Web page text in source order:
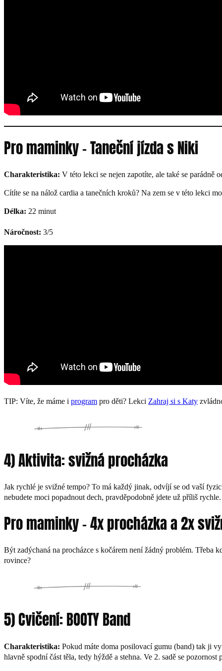
Pro maminky – Taneční jízda s Niki
Charakteristika: V této lekci se nejen zapotíte, ale také se parádně
Cítíte se na nálož cardia a tanečních kroků? Na zem se v této lekci
Délka: 22 minut
Náročnost: 3/5
TIP: Víte, že máme i program pro děti? Lekci Zahraj si s Katy
4) Aktivita: svižná procházka
Jak rychlé je svižné tempo? To má každý jinak, odvíjí se od vaší
nebudete moci popadnout dech, pravděpodobně jdete už příliš rychle.
Pro maminky – 4x procházka a 2x
Být zadýchaná na procházce s kočárem není žádný problém. Třeba
rovince?
5) Cvičení: BOOTY Band
Charakteristika: Pokud máte doma posilovací gumu (band) tak ji
hlavně spodní část těla, tedy hýždě a stehna. Ve 2. sadě se